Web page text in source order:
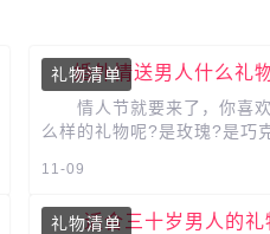
礼物清单
婚外情送男人什么礼
情人节就要来了，你喜欢
么样的礼物呢?是玫瑰?是巧
着收到礼物，男士们同样也
11-09
礼物清单
适合三十岁男人的礼